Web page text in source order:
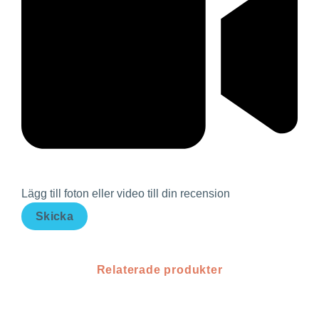
Lägg till foton eller video till din recension
Skicka
Relaterade produkter